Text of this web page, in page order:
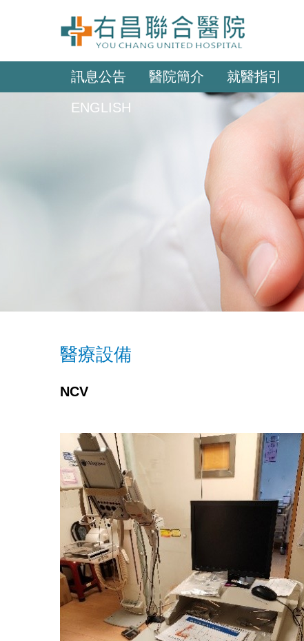
訊息公告 醫院簡介 就醫指引
ENGLISH
醫療設備
NCV